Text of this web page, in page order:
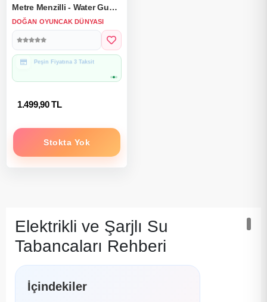
Metre Menzilli - Water Gun
Elektirikli Su Eğlencesi Su
Silahı Super Power
DOĞAN OYUNCAK DÜNYASI
Hediye Paketine Uygun
1.499,90 TL
Stokta Yok
Elektrikli ve Şarjlı Su
Tabancaları Rehberi
İçindekiler